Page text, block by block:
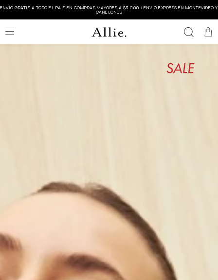
ENVÍO GRATIS A TODO EL PAÍS EN COMPRAS MAYORES A $3.000 / ENVÍO EXPRESS EN MONTEVIDEO Y
CANELONES
